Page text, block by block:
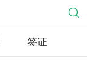
签证